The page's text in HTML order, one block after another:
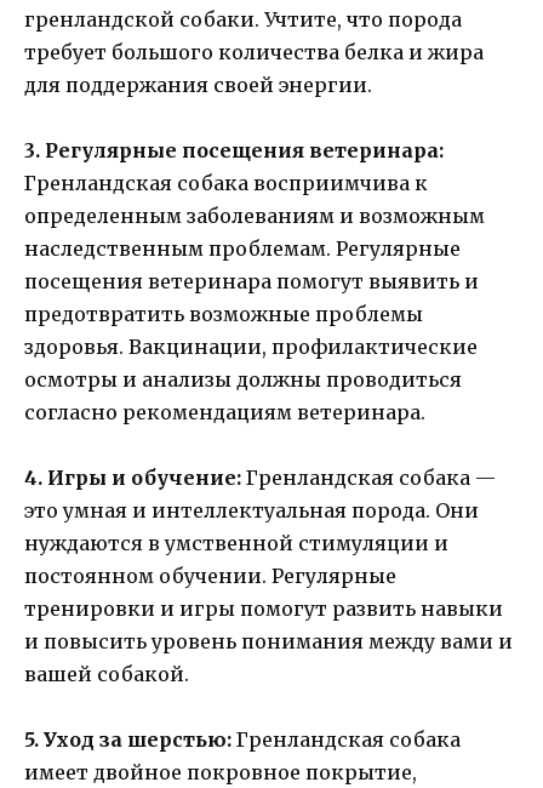
гренландской собаки. Учтите, что порода
требует большого количества белка и жира
для поддержания своей энергии.
3. Регулярные посещения ветеринара:
Гренландская собака восприимчива к
определенным заболеваниям и возможным
наследственным проблемам. Регулярные
посещения ветеринара помогут выявить и
предотвратить возможные проблемы
здоровья. Вакцинации, профилактические
осмотры и анализы должны проводиться
согласно рекомендациям ветеринара.
4. Игры и обучение: Гренландская собака —
это умная и интеллектуальная порода. Они
нуждаются в умственной стимуляции и
постоянном обучении. Регулярные
тренировки и игры помогут развить навыки
и повысить уровень понимания между вами и
вашей собакой.
5. Уход за шерстью: Гренландская собака
имеет двойное покровное покрытие,